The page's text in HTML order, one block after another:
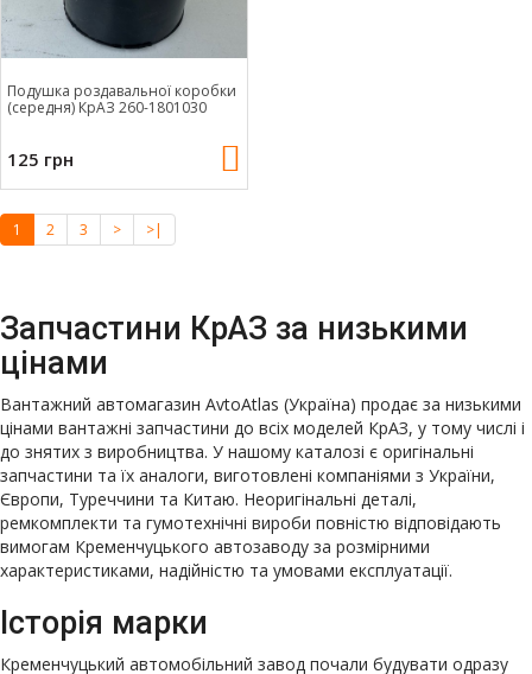
Подушка роздавальної коробки
(середня) КрАЗ 260-1801030
125 грн
1 2 3 > >|
Запчастини КрАЗ за низькими
цінами
Вантажний автомагазин AvtoAtlas (Україна) продає за низькими
цінами вантажні запчастини до всіх моделей КрАЗ, у тому числі і
до знятих з виробництва. У нашому каталозі є оригінальні
запчастини та їх аналоги, виготовлені компаніями з України,
Європи, Туреччини та Китаю. Неоригінальні деталі,
ремкомплекти та гумотехнічні вироби повністю відповідають
вимогам Кременчуцького автозаводу за розмірними
характеристиками, надійністю та умовами експлуатації.
Історія марки
Кременчуцький автомобільний завод почали будувати одразу